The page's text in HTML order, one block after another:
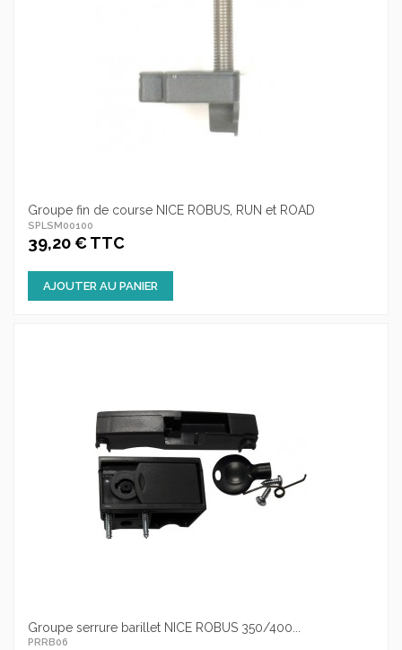
Groupe fin de course NICE ROBUS, RUN et ROAD
SPLSM00100
39,20 € TTC
AJOUTER AU PANIER
Groupe serrure barillet NICE ROBUS 350/400...
PRRB06